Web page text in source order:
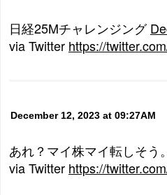
日経25Mチャレンジング
via Twitter https://
December 12, 2023 at 09:27AM
あれ？マイ株マイ転しそう
via Twitter https://